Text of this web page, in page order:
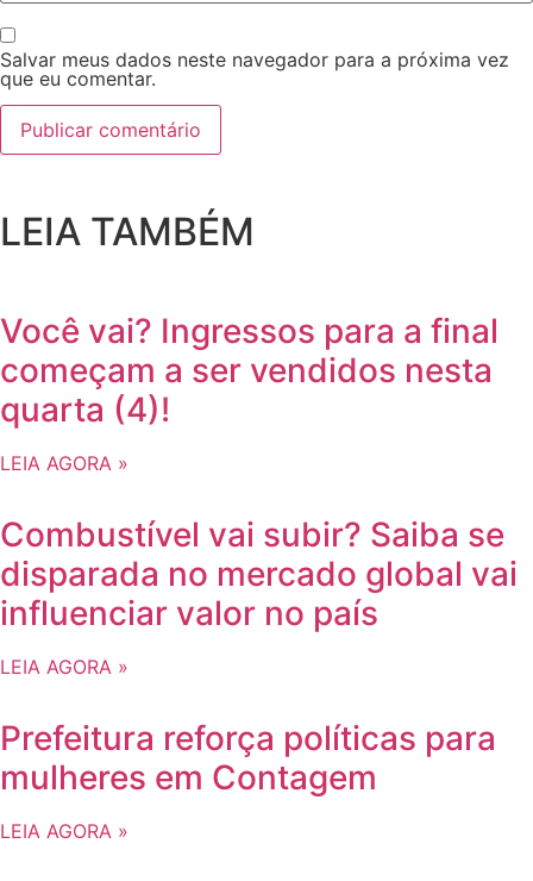
Salvar meus dados neste navegador para a próxima vez
que eu comentar.
LEIA TAMBÉM
Você vai? Ingressos para a final
começam a ser vendidos nesta
quarta (4)!
LEIA AGORA »
Combustível vai subir? Saiba se
disparada no mercado global vai
influenciar valor no país
LEIA AGORA »
Prefeitura reforça políticas para
mulheres em Contagem
LEIA AGORA »